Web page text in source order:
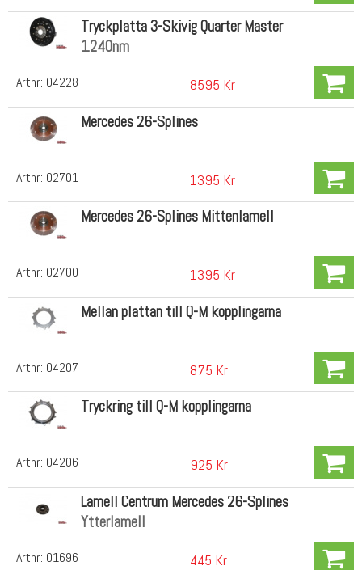
Artnr: 04228
Tryckplatta 3-Skivig Quarter Master
1240nm
8595 Kr
Artnr: 02701
Mercedes 26-Splines
1395 Kr
Artnr: 02700
Mercedes 26-Splines Mittenlamell
1395 Kr
Artnr: 04207
Mellan plattan till Q-M kopplingarna
875 Kr
Artnr: 04206
Tryckring till Q-M kopplingarna
925 Kr
Artnr: 01696
Lamell Centrum Mercedes 26-Splines
Ytterlamell
445 Kr